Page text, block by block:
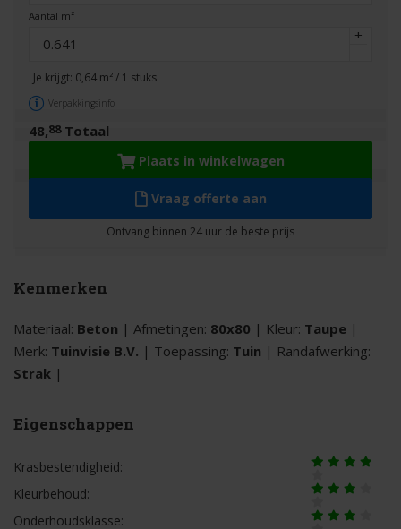
Aantal m²
+
-
Je krijgt: 0,64 m² / 1 stuks
Verpakkingsinfo
48,88Totaal
Plaats in winkelwagen
Vraag offerte aan
Kenmerken
Materiaal: Beton | Afmetingen: 80x80 | Kleur: Taupe |
Merk: Tuinvisie B.V. | Toepassing: Tuin | Randafwerking:
Strak |
Eigenschappen
Krasbestendigheid:
Kleurbehoud:
Onderhoudsklasse: